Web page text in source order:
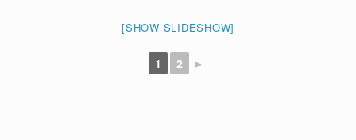
[SHOW SLIDESHOW]
1 2 ►